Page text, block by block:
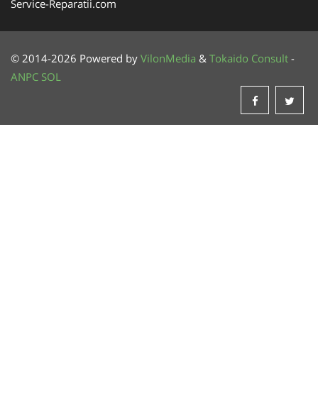
Service-Reparatii.com
© 2014-2026 Powered by VilonMedia & Tokaido Consult -
ANPC SOL